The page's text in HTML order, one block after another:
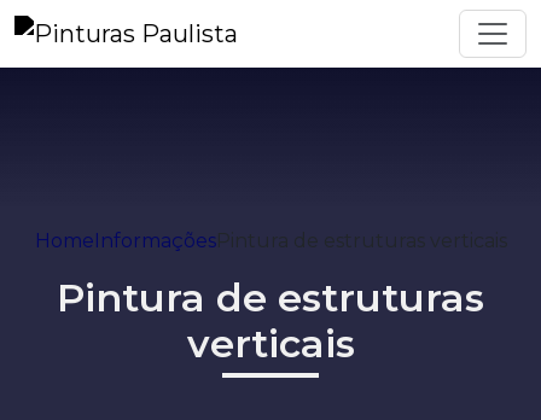
HomeInformaçõesPintura de estruturas verticais
Pintura de estruturas
verticais